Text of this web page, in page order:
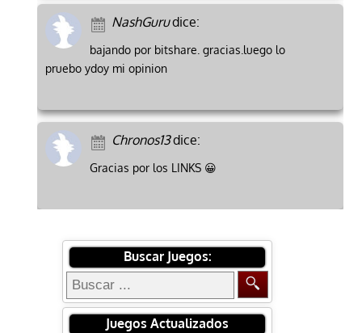
NashGurudice:
bajando por bitshare. gracias.luego lo
pruebo ydoy mi opinion
Chronos13dice:
Gracias por los LINKS 😀
Buscar Juegos:
Juegos Actualizados